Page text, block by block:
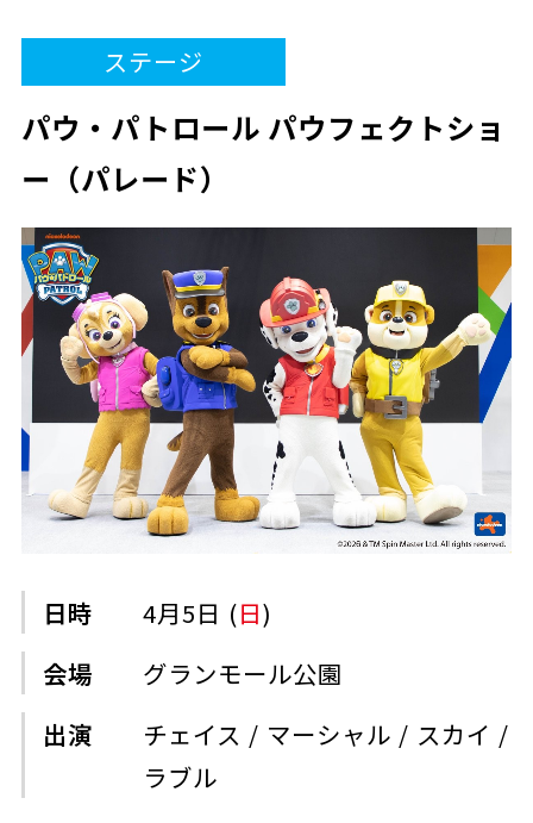
ステージ
パウ・パトロール パウフェクトショ
ー（パレード）
日時 4月5日 (日)
会場
グランモール公園
出演
チェイス / マーシャル / スカイ /
ラブル